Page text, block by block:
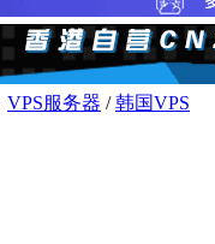
VPS服务器 /韩国VPS